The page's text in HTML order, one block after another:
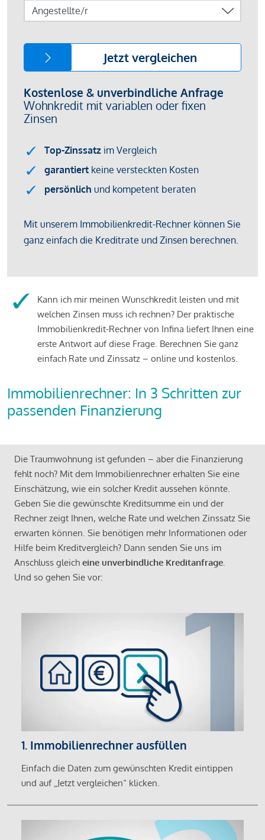
Kann ich mir meinen Wunschkredit leisten und mit
welchen Zinsen muss ich rechnen? Der praktische
Immobilienkredit-Rechner von Infina liefert Ihnen eine
erste Antwort auf diese Frage. Berechnen Sie ganz
einfach Rate und Zinssatz – online und kostenlos.
Immobilienrechner: In 3 Schritten zur
passenden Finanzierung
Die Traumwohnung ist gefunden – aber die Finanzierung
fehlt noch? Mit dem Immobilienrechner erhalten Sie eine
Einschätzung, wie ein solcher Kredit aussehen könnte.
Geben Sie die gewünschte Kreditsumme ein und der
Rechner zeigt Ihnen, welche Rate und welchen Zinssatz Sie
erwarten können. Sie benötigen mehr Informationen oder
Hilfe beim Kreditvergleich? Dann senden Sie uns im
Anschluss gleich eine unverbindliche Kreditanfrage.
Und so gehen Sie vor:
1. Immobilienrechner ausfüllen
Einfach die Daten zum gewünschten Kredit eintippen
und auf „Jetzt vergleichen“ klicken.